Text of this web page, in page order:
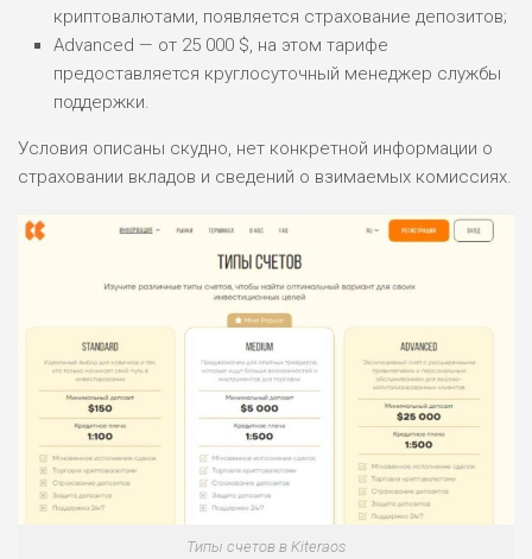
криптовалютами, появляется страхование депозитов;
Advanced — от 25 000 $, на этом тарифе
предоставляется круглосуточный менеджер службы
поддержки.
Условия описаны скудно, нет конкретной информации о
страховании вкладов и сведений о взимаемых комиссиях.
Типы счетов в Kiteraos